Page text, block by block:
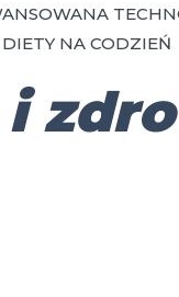
NA CODZIEŃ